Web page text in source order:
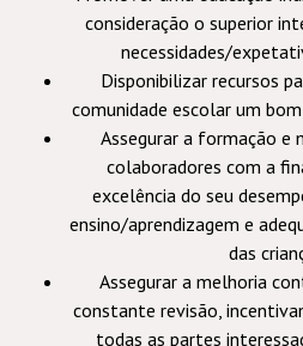
consideração o superior
necessidades/
Disponibilizar recursos
comunidade escolar um
Assegurar a formação e
colaboradores com a
excelência do seu
ensino/aprendizagem e
das
Assegurar a melhoria
constante revisão,
todas as partes